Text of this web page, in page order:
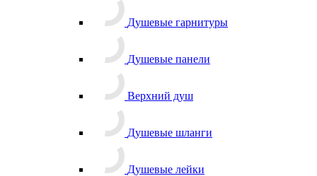
Душевые гарнитуры
Душевые панели
Верхний душ
Душевые шланги
Душевые лейки